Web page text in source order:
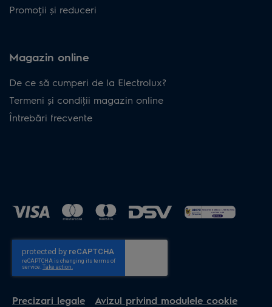
Promoții și reduceri
Magazin online
De ce să cumperi de la Electrolux?
Termeni și condiţii magazin online
Întrebări frecvente
Precizari legale Avizul privind modulele cookie